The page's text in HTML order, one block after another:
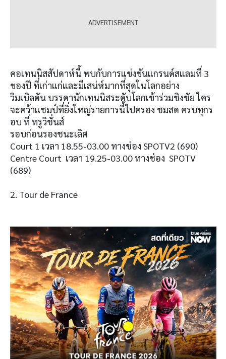
คอเทนนิสสัปดาห์นี้ พบกับการแข่งขันแกรนด์สแลมที่ 3
ของปี ที่เก่าแก่และมีเสน่ห์มากที่สุดในโลกอย่าง
วิมเบิลดัน บรรดานักเทนนิสระดับโลกเข้าร่วมชิงชัย ใคร
จะคว้าแชมป์ที่ยิ่งใหญ่รายการนี้ไปครอง ชมสด ครบทุกร
อบ ที่ ทรูวิชั่นส์
รอบก่อนรองชนะเลิศ
Court 1 เวลา 18.55-03.00 ทางช่อง SPOTV2 (690)
Centre Court เวลา 19.25-03.00 ทางช่อง SPOTV
(689)
2. Tour de France